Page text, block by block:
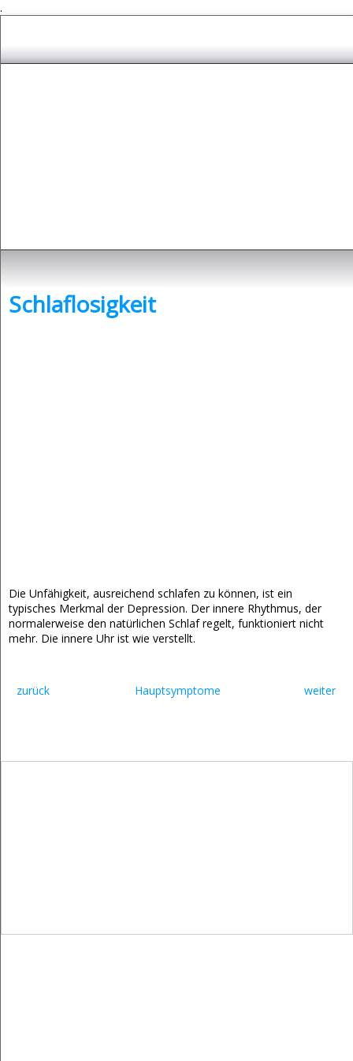
.
Schlaflosigkeit
Die Unfähigkeit, ausreichend schlafen zu können, ist ein
typisches Merkmal der Depression. Der innere Rhythmus, der
normalerweise den natürlichen Schlaf regelt, funktioniert nicht
mehr. Die innere Uhr ist wie verstellt.
zurück Hauptsymptome weiter